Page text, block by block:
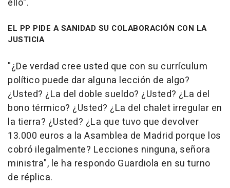
EL PP PIDE A SANIDAD SU COLABORACIÓN CON LA
JUSTICIA
"¿De verdad cree usted que con su currículum
político puede dar alguna lección de algo?
¿Usted? ¿La del doble sueldo? ¿Usted? ¿La del
bono térmico? ¿Usted? ¿La del chalet irregular en
la tierra? ¿Usted? ¿La que tuvo que devolver
13.000 euros a la Asamblea de Madrid porque los
cobró ilegalmente? Lecciones ninguna, señora
ministra", le ha respondo Guardiola en su turno
de réplica.